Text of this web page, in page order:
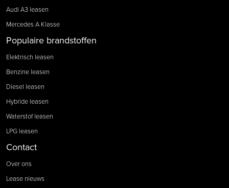
Audi A3 leasen
Mercedes A Klasse
Populaire brandstoffen
Elektrisch leasen
Benzine leasen
Diesel leasen
Hybride leasen
Waterstof leasen
LPG leasen
Contact
Over ons
Lease nieuws